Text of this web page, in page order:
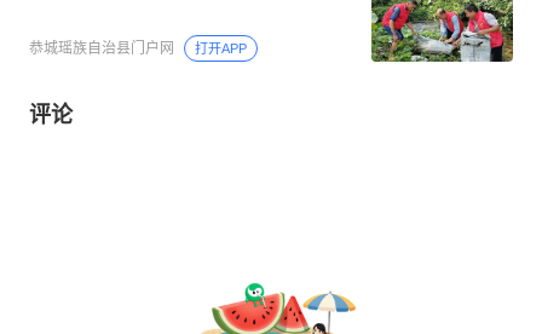
恭城瑶族自治县门户网 打开APP
评论